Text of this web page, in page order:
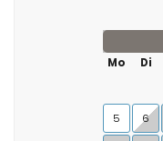
Mo
Di
5 6